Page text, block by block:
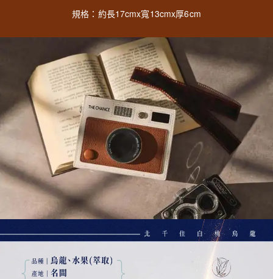
規格：約長17cmx寬13cmx厚6cm